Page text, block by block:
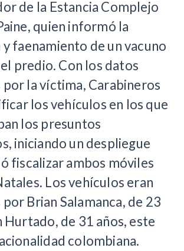
de la Estancia Complejo
quien informó la
faenamiento de un vacuno
predio. Con los datos
la víctima, Carabineros
los vehículos en los que
los presuntos
iniciando un despliegue
fiscalizar ambos móviles
Los vehículos eran
Brian Salamanca, de 23
Hurtado, de 31 años, este
colombiana.